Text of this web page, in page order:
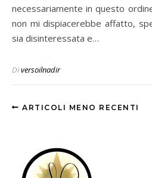
necessariamente in questo
non mi dispiacerebbe affatto,
sia disinteressata e…
Diversoilnadir
ARTICOLI MENO RECENTI